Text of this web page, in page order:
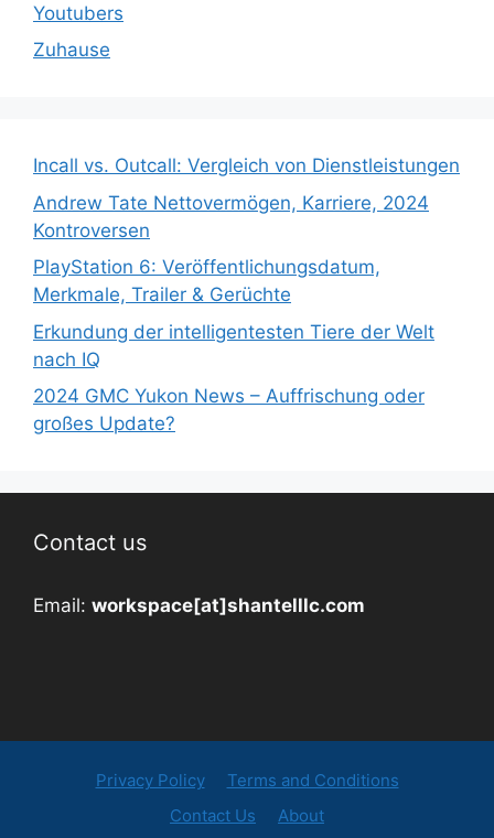
Youtubers
Zuhause
Incall vs. Outcall: Vergleich von Dienstleistungen
Andrew Tate Nettovermögen, Karriere, 2024
Kontroversen
PlayStation 6: Veröffentlichungsdatum,
Merkmale, Trailer & Gerüchte
Erkundung der intelligentesten Tiere der Welt
nach IQ
2024 GMC Yukon News – Auffrischung oder
großes Update?
Contact us
Email: workspace[at]shantelllc.com
Privacy Policy
Terms and Conditions
Contact Us
About